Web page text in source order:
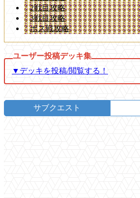
2戦目攻略
3戦目攻略
ボス戦攻略
▼デッキを投稿/閲覧する！
サブクエスト